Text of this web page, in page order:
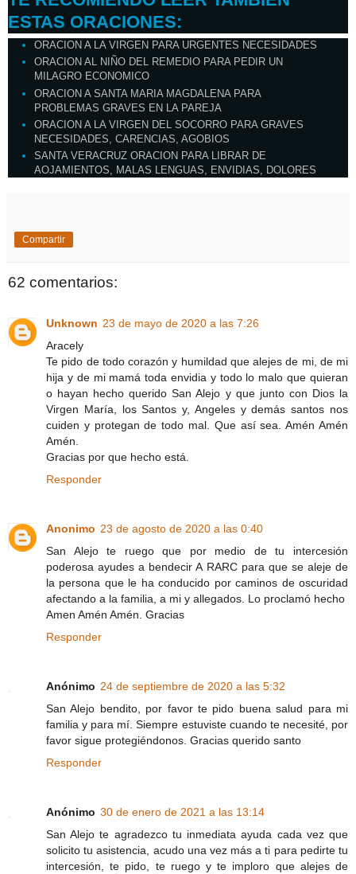
ESTAS ORACIONES:
ORACION A LA VIRGEN PARA URGENTES NECESIDADES
ORACION AL NIÑO DEL REMEDIO PARA PEDIR UN
MILAGRO ECONOMICO
ORACION A SANTA MARIA MAGDALENA PARA
PROBLEMAS GRAVES EN LA PAREJA
ORACION A LA VIRGEN DEL SOCORRO PARA GRAVES
NECESIDADES, CARENCIAS, AGOBIOS
SANTA VERACRUZ ORACION PARA LIBRAR DE
AOJAMIENTOS, MALAS LENGUAS, ENVIDIAS, DOLORES
Compartir
62 comentarios:
Unknown 23 de mayo de 2020 a las 7:26
Aracely
Te pido de todo corazón y humildad que alejes de mi, de mi
hija y de mi mamá toda envidia y todo lo malo que quieran
o hayan hecho querido San Alejo y que junto con Dios la
Virgen María, los Santos y, Angeles y demás santos nos
cuiden y protegan de todo mal. Que así sea. Amén Amén
Amén.
Gracias por que hecho está.
Responder
Anonimo 23 de agosto de 2020 a las 0:40
San Alejo te ruego que por medio de tu intercesión
poderosa ayudes a bendecir A RARC para que se aleje de
la persona que le ha conducido por caminos de oscuridad
afectando a la familia, a mi y allegados. Lo proclamó hecho
Amen Amén Amén. Gracias
Responder
Anónimo 24 de septiembre de 2020 a las 5:32
San Alejo bendito, por favor te pido buena salud para mi
familia y para mí. Siempre estuviste cuando te necesité, por
favor sigue protegiéndonos. Gracias querido santo
Responder
Anónimo 30 de enero de 2021 a las 13:14
San Alejo te agradezco tu inmediata ayuda cada vez que
solicito tu asistencia, acudo una vez más a ti para pedirte tu
intercesión, te pido, te ruego y te imploro que alejes de